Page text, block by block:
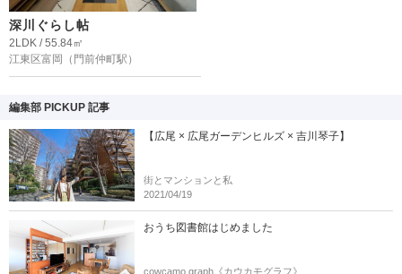
深川ぐらし帖
2LDK / 55.84㎡
江東区富岡
（門前仲町駅）
編集部 PICKUP 記事
【広尾 × 広尾ガーデンヒルズ × 吉川琴子】
街とマンションと私
2021/04/19
おうち図書館はじめました
cowcamo graph《カウカモグラフ》